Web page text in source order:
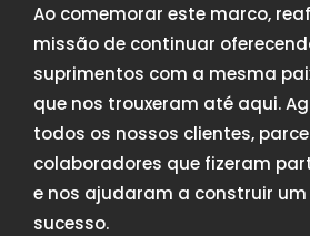
Ao comemorar este marco,
missão de continuar
suprimentos com a mesma
que nos trouxeram até aqui.
todos os nossos clientes,
colaboradores que fizeram
e nos ajudaram a construir
sucesso.